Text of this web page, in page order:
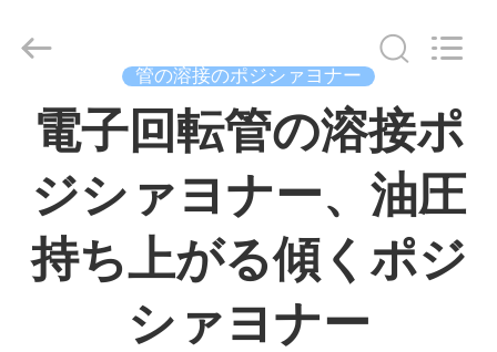
ロ
ダ
Copyright
Concrete
Autoclave
Reserved.
管の溶接のポジシァヨナー
電子回転管の溶接ポ
ジシァヨナー、油圧
持ち上がる傾くポジ
シァヨナー